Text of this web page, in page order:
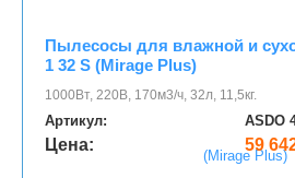
Пылесосы для влажной и
1 32 S (Mirage Plus)
1000Вт, 220В, 170м3/ч, 32л, 11,5кг.
Артикул: ASDO
Цена: 59